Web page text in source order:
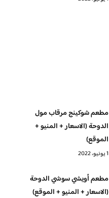
مطعم شوكينج مرقاب مول
الدوحة (الاسعار + المنيو +
الموقع)
1 يونيو، 2022
مطعم أويشي سوشي الدوحة
(الاسعار + المنيو + الموقع)